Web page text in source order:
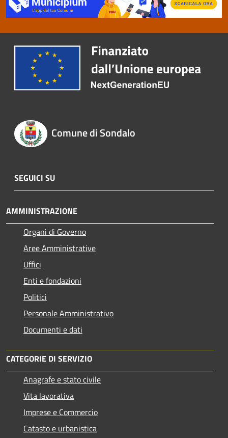
Comune di Sondalo
SEGUICI SU
AMMINISTRAZIONE
Organi di Governo
Aree Amministrative
Uffici
Enti e fondazioni
Politici
Personale Amministrativo
Documenti e dati
CATEGORIE DI SERVIZIO
Anagrafe e stato civile
Vita lavorativa
Imprese e Commercio
Catasto e urbanistica